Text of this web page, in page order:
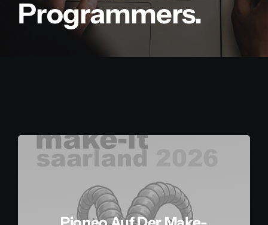
Leistungen
Programmers.